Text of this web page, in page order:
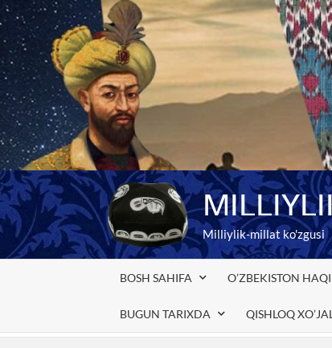
Skip
to
content
Milliylik-millat ko'zgusi
BOSH SAHIFA O’ZBEKISTON
BUGUN TARIXDA QISHLOQ